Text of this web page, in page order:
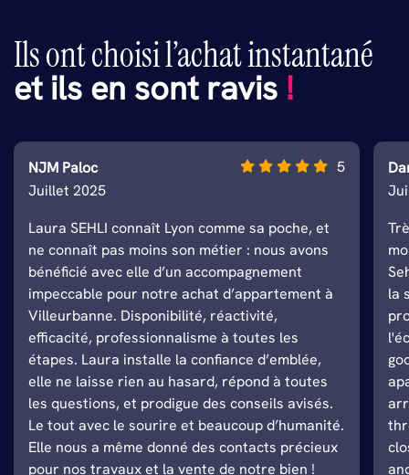
Ils ont choisi l’achat instantané
et ils en sont ravis !
NJM Paloc
Juillet 2025
5
Laura SEHLI connaît Lyon comme sa poche, et
ne connaît pas moins son métier : nous avons
bénéficié avec elle d’un accompagnement
impeccable pour notre achat d’appartement à
Villeurbanne. Disponibilité, réactivité,
efficacité, professionnalisme à toutes les
étapes. Laura installe la confiance d’emblée,
elle ne laisse rien au hasard, répond à toutes
les questions, et prodigue des conseils avisés.
Le tout avec le sourire et beaucoup d’humanité.
Elle nous a même donné des contacts précieux
pour nos travaux et la vente de notre bien !
la